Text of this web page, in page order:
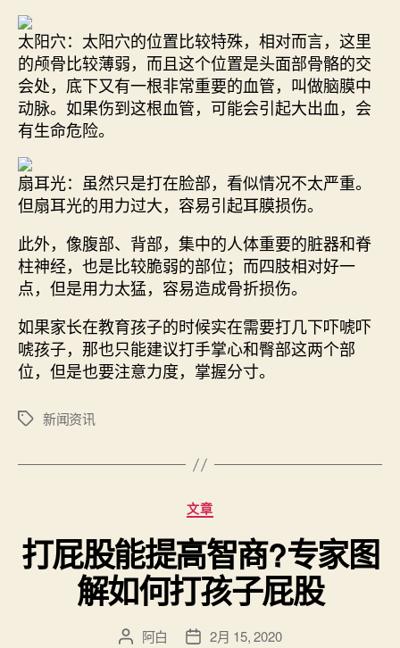
太阳穴：太阳穴的位置比较特殊，相对而言，这里
的颅骨比较薄弱，而且这个位置是头面部骨骼的交
会处，底下又有一根非常重要的血管，叫做脑膜中
动脉。如果伤到这根血管，可能会引起大出血，会
有生命危险。
扇耳光：虽然只是打在脸部，看似情况不太严重。
但扇耳光的用力过大，容易引起耳膜损伤。
此外，像腹部、背部，集中的人体重要的脏器和脊
柱神经，也是比较脆弱的部位；而四肢相对好一
点，但是用力太猛，容易造成骨折损伤。
如果家长在教育孩子的时候实在需要打几下吓唬吓
唬孩子，那也只能建议打手掌心和臀部这两个部
位，但是也要注意力度，掌握分寸。
标
新闻资讯
分
类
文章
打屁股能提高智商?专家图
解如何打孩子屁股
文 阿白
发 2月 15, 2020